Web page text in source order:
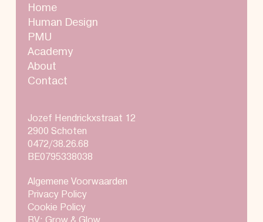
Home
Human Design
PMU
Academy
About
Contact
Jozef Hendrickxstraat 12
2900 Schoten
0472/38.26.68
BE0795338038
Algemene Voorwaarden
Privacy Policy
Cookie Policy